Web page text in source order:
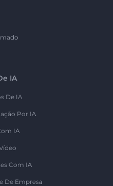
IA
De IA
Por IA
IA
Com IA
De Empresa